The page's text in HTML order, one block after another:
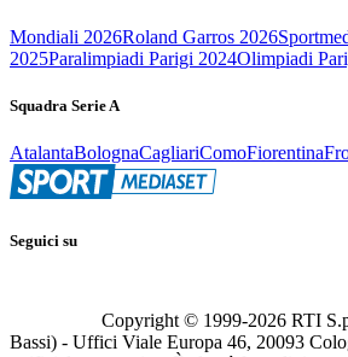
Mondiali 2026Roland Garros 2026
2025Paralimpiadi Parigi 2024Olimpiadi
Squadra Serie A
AtalantaBolognaCagliariComoFiorentina
Seguici su
Copyright © 1999-2026 RTI
Bassi) - Uffici Viale Europa 46, 20093